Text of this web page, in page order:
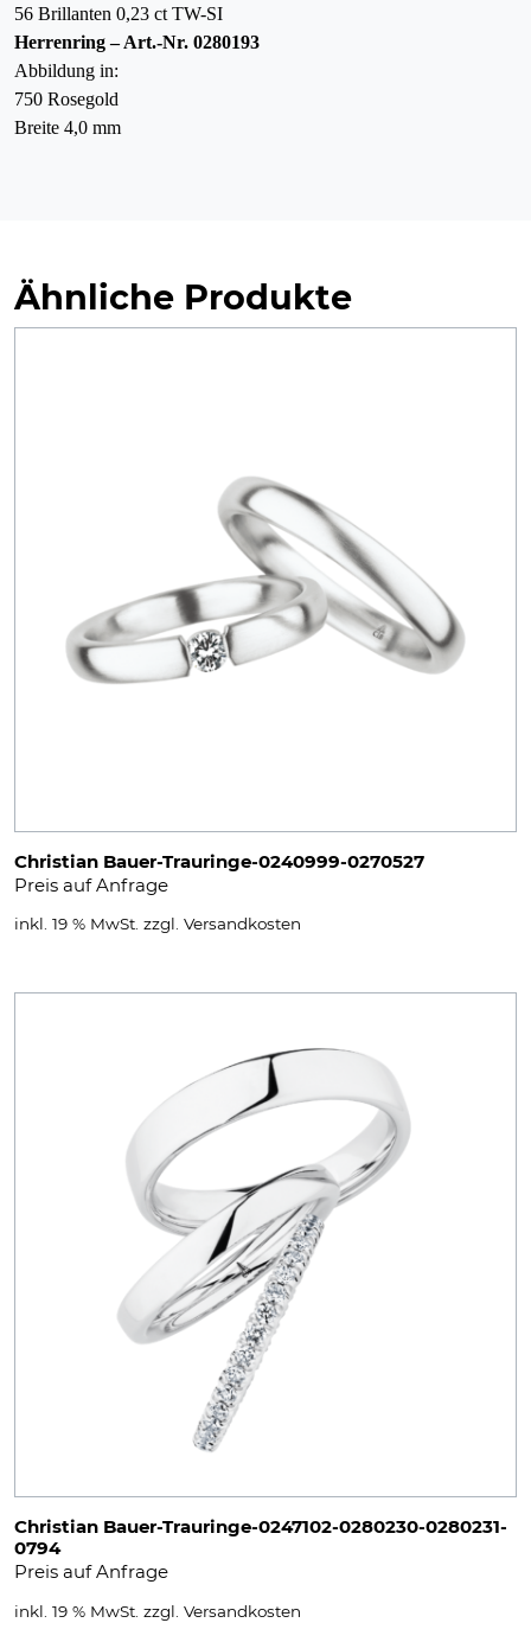
56 Brillanten 0,23 ct TW-SI
Herrenring – Art.-Nr. 0280193
Abbildung in:
750 Rosegold
Breite 4,0 mm
Ähnliche Produkte
Christian Bauer-Trauringe-0240999-0270527
Preis auf Anfrage
inkl. 19 % MwSt. zzgl. Versandkosten
Christian Bauer-Trauringe-0247102-0280230-0280231-
0794
Preis auf Anfrage
inkl. 19 % MwSt. zzgl. Versandkosten